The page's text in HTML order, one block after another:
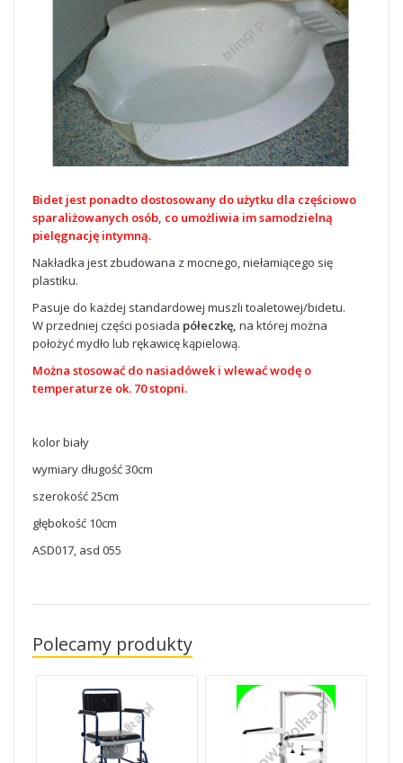
Bidet jest ponadto dostosowany do użytku dla częściowo
sparaliżowanych osób, co umożliwia im samodzielną
pielęgnację intymną.
Nakładka jest zbudowana z mocnego, niełamiącego się
plastiku.
Pasuje do każdej standardowej muszli toaletowej/bidetu.
W przedniej części posiada półeczkę, na której można
położyć mydło lub rękawicę kąpielową.
Można stosować do nasiadówek i wlewać wodę o
temperaturze ok. 70 stopni.
kolor biały
wymiary długość 30cm
szerokość 25cm
głębokość 10cm
ASD017, asd 055
Polecamy produkty